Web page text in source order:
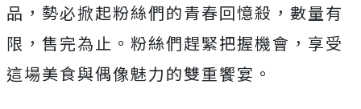
品，勢必掀起粉絲們的青春回憶殺，數量有
限，售完為止。粉絲們趕緊把握機會，享受
這場美食與偶像魅力的雙重饗宴。